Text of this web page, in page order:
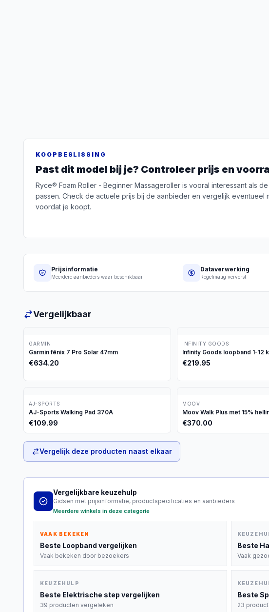
KOOPBESLISSING
Past dit model bij je? Controleer prijs en
Ryce® Foam Roller - Beginner Massageroller is vooral interessant als
passen. Check de actuele prijs bij de aanbieder en vergelijk eventueel
voordat je koopt.
Prijsinformatie
Meerdere aanbieders waar beschikbaar
Dataverwerking
Regelmatig ververst
Vergelijkbaar
GARMIN
Garmin fēnix 7 Pro Solar 47mm
€634.20
INFINITY GOODS
Infinity Goods loopband 1-12
€219.95
AJ-SPORTS
AJ-Sports Walking Pad 370A
€109.99
MOOV
Moov Walk Plus met 15%
€370.00
Vergelijk deze producten naast elkaar
Vergelijkbare keuzehulp
Gidsen met prijsinformatie, productspecificaties en aanbieders
Meerdere winkels in deze categorie
VAAK BEKEKEN
Beste Loopband vergelijken
Vaak bekeken door bezoekers
Beste
Vaak
KEUZEHULP
Beste Elektrische step vergelijken
39 producten vergeleken
Beste
23